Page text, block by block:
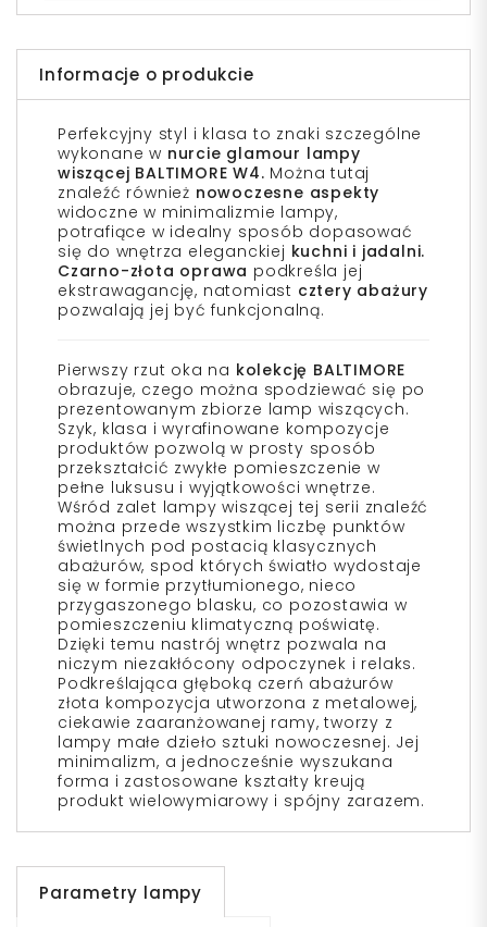
Informacje o produkcie
Perfekcyjny styl i klasa to znaki szczególne
wykonane w nurcie glamour lampy
wiszącej BALTIMORE W4. Można tutaj
znaleźć również nowoczesne aspekty
widoczne w minimalizmie lampy,
potrafiące w idealny sposób dopasować
się do wnętrza eleganckiej kuchni i jadalni.
Czarno-złota oprawa podkreśla jej
ekstrawagancję, natomiast cztery abażury
pozwalają jej być funkcjonalną.
Pierwszy rzut oka na kolekcję BALTIMORE
obrazuje, czego można spodziewać się po
prezentowanym zbiorze lamp wiszących.
Szyk, klasa i wyrafinowane kompozycje
produktów pozwolą w prosty sposób
przekształcić zwykłe pomieszczenie w
pełne luksusu i wyjątkowości wnętrze.
Wśród zalet lampy wiszącej tej serii znaleźć
można przede wszystkim liczbę punktów
świetlnych pod postacią klasycznych
abażurów, spod których światło wydostaje
się w formie przytłumionego, nieco
przygaszonego blasku, co pozostawia w
pomieszczeniu klimatyczną poświatę.
Dzięki temu nastrój wnętrz pozwala na
niczym niezakłócony odpoczynek i relaks.
Podkreślająca głęboką czerń abażurów
złota kompozycja utworzona z metalowej,
ciekawie zaaranżowanej ramy, tworzy z
lampy małe dzieło sztuki nowoczesnej. Jej
minimalizm, a jednocześnie wyszukana
forma i zastosowane kształty kreują
produkt wielowymiarowy i spójny zarazem.
Parametry lampy